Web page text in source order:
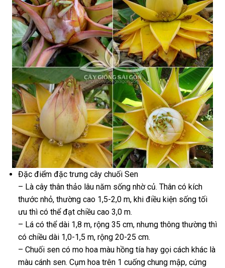
Đặc điểm đặc trưng cây chuối Sen
– Là cây thân thảo lâu năm sống nhờ củ. Thân có kích
thước nhỏ, thường cao 1,5-2,0 m, khi điều kiện sống tối
ưu thì có thể đạt chiều cao 3,0 m.
– Lá có thể dài 1,8 m, rộng 35 cm, nhưng thông thường thì
có chiều dài 1,0-1,5 m, rộng 20-25 cm.
– Chuối sen có mo hoa màu hồng tía hay gọi cách khác là
màu cánh sen. Cụm hoa trên 1 cuống chung mập, cứng